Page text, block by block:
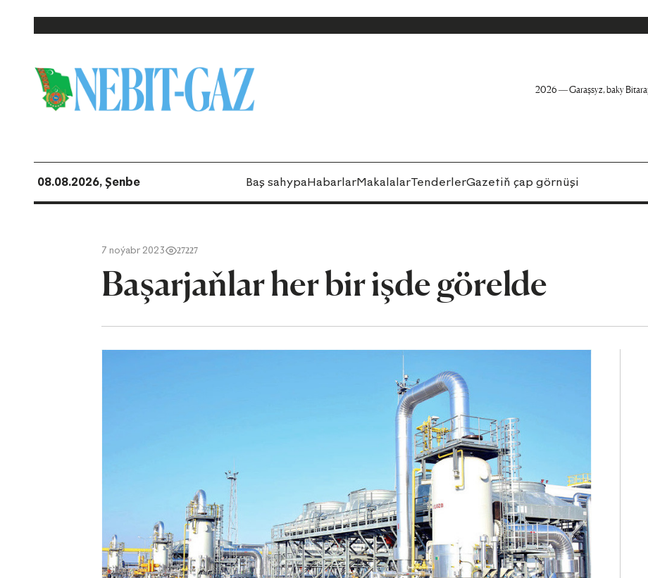
2026 — Garaşsyz, baky
08.08.2026, Şenbe Baş sahypaHabarlarMakalalarTenderlerGazetiň çap görnüşi
7 noýabr 2023 27227
Başarjaňlar her bir işde görelde